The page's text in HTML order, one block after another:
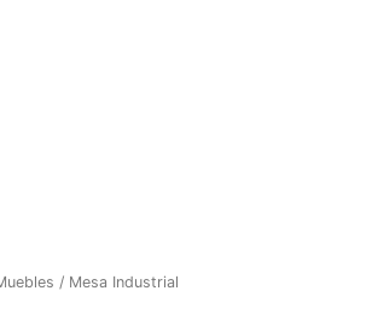
/ Mesa Industrial